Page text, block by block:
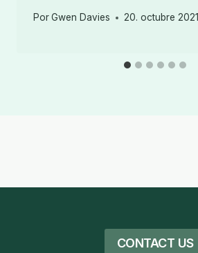
PorGwen Davies 20. octubre 2021
CONTACT US